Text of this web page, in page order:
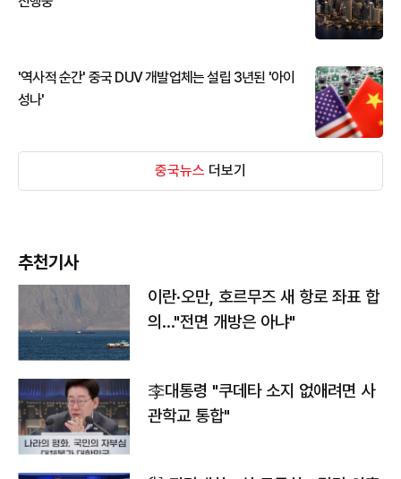
'역사적 순간' 중국 DUV 개발업체는 설립 3년된 '아이
성나'
중국뉴스 더보기
추천기사
이란·오만, 호르무즈 새 항로 좌표 합
의…"전면 개방은 아냐"
李대통령 "쿠데타 소지 없애려면 사
관학교 통합"